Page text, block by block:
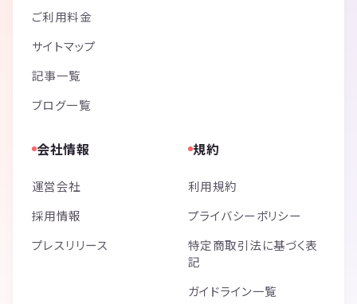
ご利用料金
サイトマップ
記事一覧
ブログ一覧
会社情報
運営会社
採用情報
プレスリリース
規約
利用規約
プライバシーポリシー
特定商取引法に基づく表
記
ガイドライン一覧